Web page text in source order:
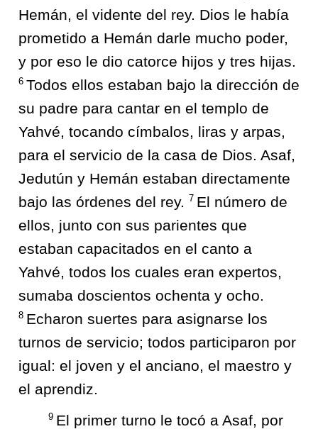
Hemán, el vidente del rey. Dios le había
prometido a Hemán darle mucho poder,
y por eso le dio catorce hijos y tres hijas.
6 Todos ellos estaban bajo la dirección de
su padre para cantar en el templo de
Yahvé, tocando címbalos, liras y arpas,
para el servicio de la casa de Dios. Asaf,
Jedutún y Hemán estaban directamente
bajo las órdenes del rey.
7 El número de
ellos, junto con sus parientes que
estaban capacitados en el canto a
Yahvé, todos los cuales eran expertos,
sumaba doscientos ochenta y ocho.
8 Echaron suertes para asignarse los
turnos de servicio; todos participaron por
igual: el joven y el anciano, el maestro y
el aprendiz.
9 El primer turno le tocó a Asaf, por